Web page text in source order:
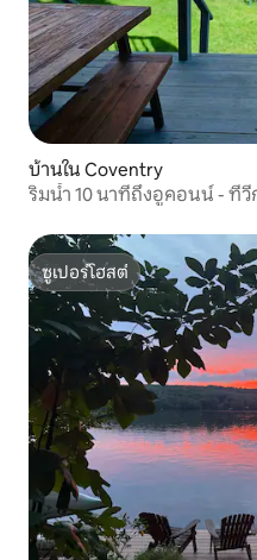
บ้านใน Coventry
ริมน้ำ 10 นาทีถึงอูคอนน์ - ทีวี
ซูเปอร์โฮสต์
ซูเปอร์โฮสต์